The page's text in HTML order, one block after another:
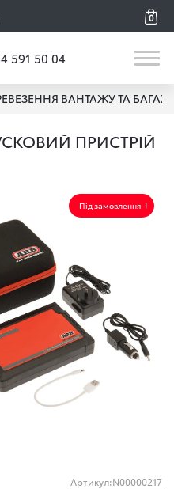
0
591 50 04
ВАНТАЖУ ТА
ПРИСТРІЙ
Під замовлення
Артикул:N00000217